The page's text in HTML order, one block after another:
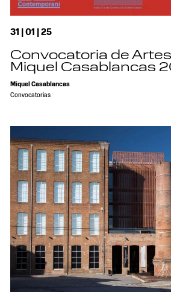
31 | 01 | 25
Convocatoria de
Miquel Casablancas
Miquel Casablancas
Convocatorias